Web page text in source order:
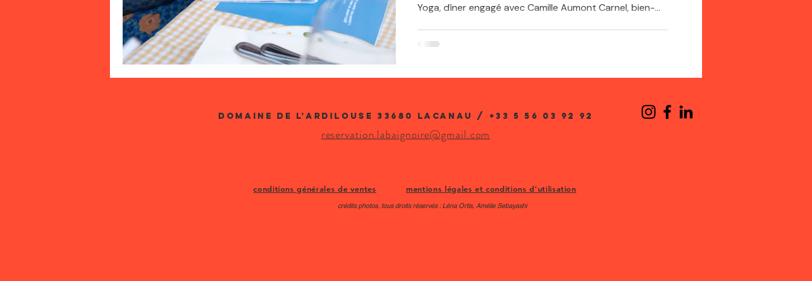
Yoga, dîner engagé avec Camille Aumont Carnel, bien-
DOMAINE de L'ARDILOUSE 33680 Lacanau / +33 5 56 03 92 92
reservation.labaignoire@gmail.com​
conditions générales de ventes mentions légales et conditions d'utilisation
crédits photos, tous droits réservés : Léna Ortis, Amélie Sebayashi